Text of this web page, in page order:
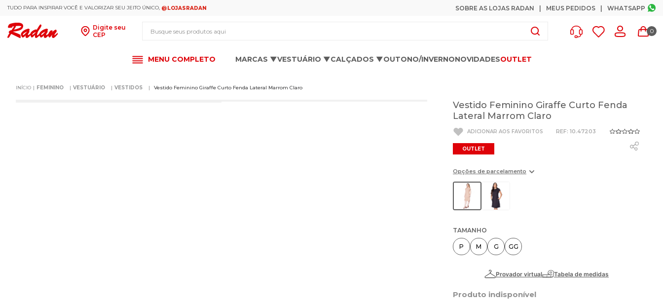
TUDO PARA INSPIRAR VOCÊ E VALORIZAR SEU JEITO ÚNICO, @LOJASRADAN SOBRE AS LOJAS RADAN MEUS PEDIDOS WHATSAPP
Digite seu
CEP
0
MENU COMPLETO MARCAS ▼VESTUÁRIO ▼CALÇADOS ▼OUTONO/INVERNONOVIDADESOUTLET
FEMININO VESTUÁRIO VESTIDOS Vestido Feminino Giraffe Curto Fenda Lateral Marrom Claro
Vestido Feminino Giraffe Curto Fenda
Lateral Marrom Claro
: 10.47203
OUTLET
Opções de parcelamento
TAMANHO
P M G GG
Produto indisponível